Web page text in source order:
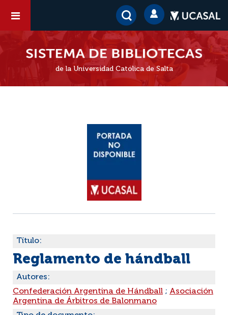
de la Universidad Católica de Salta
Título:
Reglamento de hándball
Autores:
Confederación Argentina de Hándball ; Asociación
Argentina de Árbitros de Balonmano